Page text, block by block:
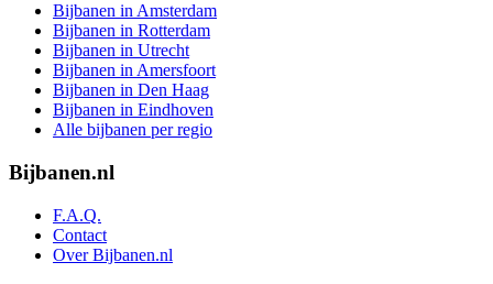
Bijbanen in Amsterdam
Bijbanen in Rotterdam
Bijbanen in Utrecht
Bijbanen in Amersfoort
Bijbanen in Den Haag
Bijbanen in Eindhoven
Alle bijbanen per regio
Bijbanen.nl
F.A.Q.
Contact
Over Bijbanen.nl